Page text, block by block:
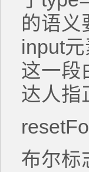
的语义
input
这一段
达人指
布尔标